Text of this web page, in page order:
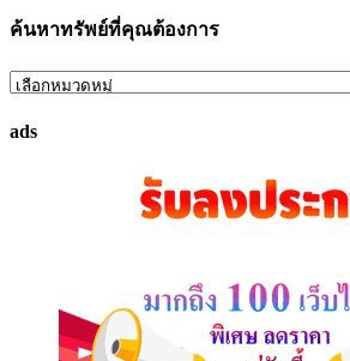
ค้นหาทรัพย์ที่คุณต้องการ
ค้นหา
ที่
ads